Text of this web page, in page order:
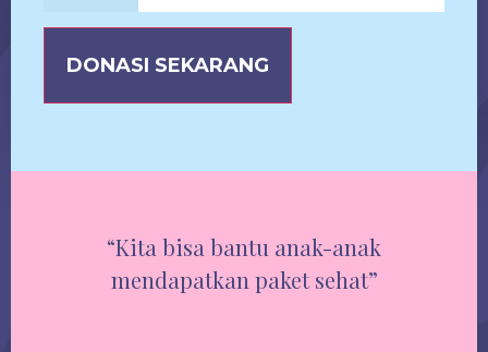
DONASI SEKARANG
“Kita bisa bantu anak-anak
mendapatkan paket sehat”